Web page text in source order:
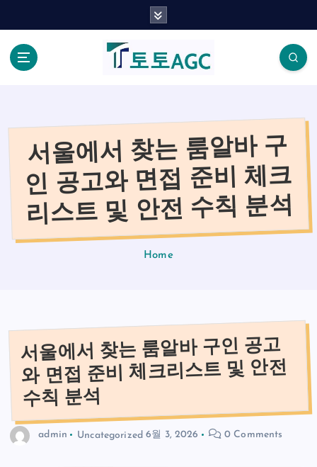
서울에서 찾는 룸알바 구
인 공고와 면접 준비 체크
리스트 및 안전 수칙 분석
Home
서울에서 찾는 룸알바 구인 공고
와 면접 준비 체크리스트 및 안전
수칙 분석
admin Uncategorized 6월 3, 2026 0 Comments